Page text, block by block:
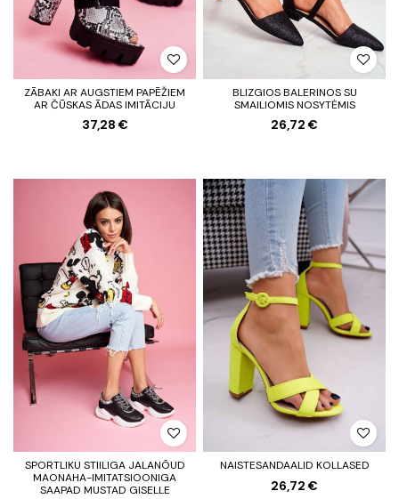
ZĀBAKI AR AUGSTIEM PAPĒŽIEM
AR ČŪSKAS ĀDAS IMITĀCIJU
37,28 €
BLIZGIOS BALERINOS SU
SMAILIOMIS NOSYTĖMIS
26,72 €
SPORTLIKU STIILIGA JALANÕUD
MAONAHA-IMITATSIOONIGA
SAAPAD MUSTAD GISELLE
NAISTESANDAALID KOLLASED
26,72 €